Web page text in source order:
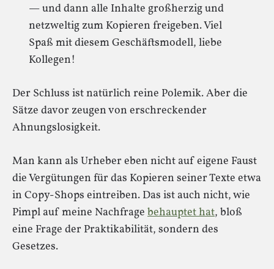
— und dann alle Inhalte großherzig und
netzweltig zum Kopieren freigeben. Viel
Spaß mit diesem Geschäftsmodell, liebe
Kollegen!
Der Schluss ist natürlich reine Polemik. Aber die
Sätze davor zeugen von erschreckender
Ahnungslosigkeit.
Man kann als Urheber eben nicht auf eigene Faust
die Vergütungen für das Kopieren seiner Texte etwa
in Copy-Shops eintreiben. Das ist auch nicht, wie
Pimpl auf meine Nachfrage behauptet hat, bloß
eine Frage der Praktikabilität, sondern des
Gesetzes.